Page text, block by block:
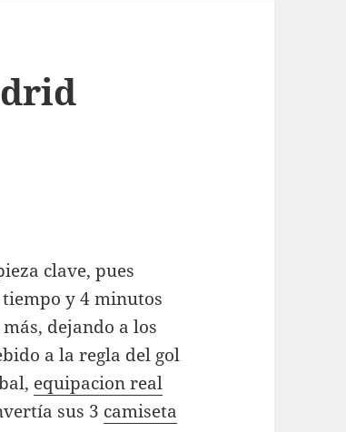
clave, pues
y 4 minutos
dejando a los
a la regla del gol
equipacion real
sus 3 camiseta